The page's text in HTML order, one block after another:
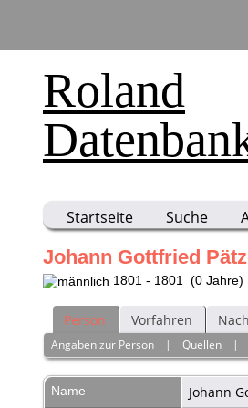
Roland
Startseite Suche
Johann Gottfried
1801 - 1801 (0 Jahre)
Person Vorfahren
Angaben zur Person |Quellen |
Name Johann